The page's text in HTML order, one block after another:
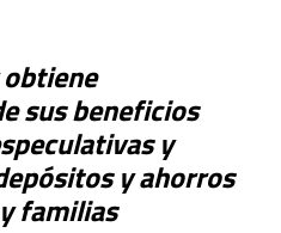
sus beneficios
y
y ahorros
familias